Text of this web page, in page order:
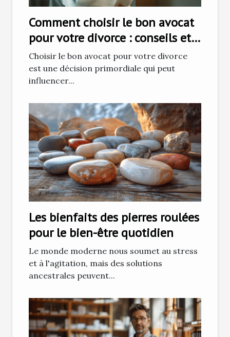
Comment choisir le bon avocat
pour votre divorce : conseils et
stratégies
Choisir le bon avocat pour votre divorce
est une décision primordiale qui peut
influencer...
Les bienfaits des pierres roulées
pour le bien-être quotidien
Le monde moderne nous soumet au stress
et à l'agitation, mais des solutions
ancestrales peuvent...